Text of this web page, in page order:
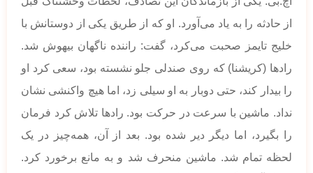
از حادثه را به یاد می‌آورد. او که از طریق یکی از دوستانش با
خلیج تایمز صحبت می‌کرد، گفت: راننده ناگهان بیهوش شد.
رادها (کریشنا) که روی صندلی جلو نشسته بود، سعی کرد او
را بیدار کند، حتی دوبار به او سیلی زد، اما هیچ واکنشی نشان
نداد. ماشین با سرعت در حرکت بود. رادها تلاش کرد فرمان
را بگیرد، اما دیگر دیر شده بود. بعد از آن، همه‌چیز در یک
لحظه تمام شد. ماشین منحرف شد و به مانع برخورد کرد.